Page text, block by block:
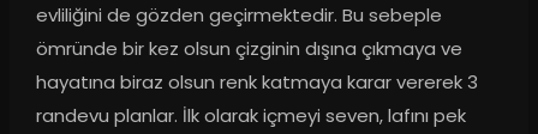
evliliğini de gözden geçirmektedir. Bu sebeple
ömründe bir kez olsun çizginin dışına çıkmaya ve
hayatına biraz olsun renk katmaya karar vererek 3
randevu planlar. İlk olarak içmeyi seven, lafını pek